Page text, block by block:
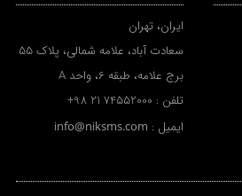
ایران، تهران
سعادت آباد، علامه شمالی، پلاک 55
برج علامه، طبقه 6، واحد A
تلفن : +98 21 74552000
ایمیل : info@niksms.com